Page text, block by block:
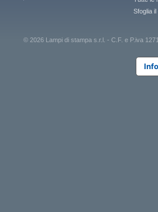
Sfoglia
© 2026 Lampi di stampa s.r.l. - C.F. e P.iva